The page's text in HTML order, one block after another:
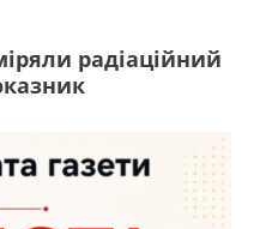
радіаційний